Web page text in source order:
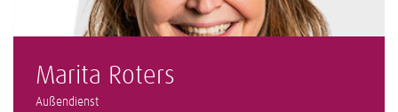
Marita Roters
Außendienst